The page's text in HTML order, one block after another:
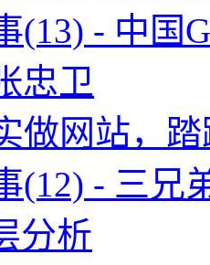
(13) - 中国
忠卫
做网站，
(12) - 三兄
分析